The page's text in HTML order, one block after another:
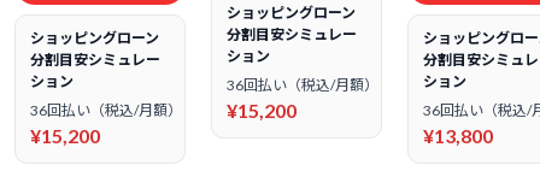
ショッピングローン
分割目安シミュレー
ション
36回払い（税込/月額）
¥15,200
ショッピングローン
分割目安シミュレー
ション
36回払い（税込/月額）
¥15,200
ショッピングロ
分割目安シミュ
ション
36回払い（税込/
¥13,800